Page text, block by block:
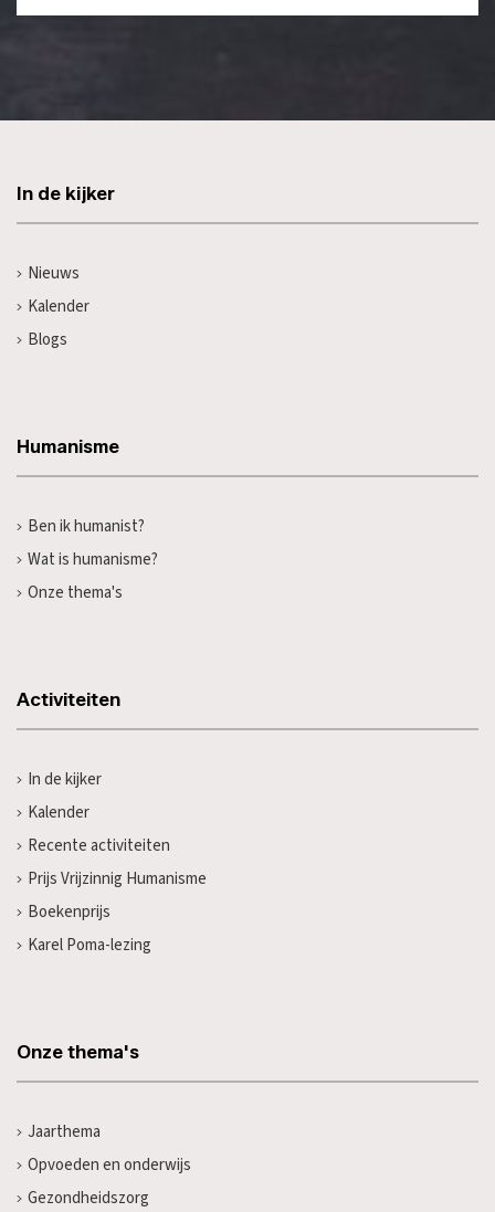
In de kijker
Nieuws
Kalender
Blogs
Humanisme
Ben ik humanist?
Wat is humanisme?
Onze thema's
Activiteiten
In de kijker
Kalender
Recente activiteiten
Prijs Vrijzinnig Humanisme
Boekenprijs
Karel Poma-lezing
Onze thema's
Jaarthema
Opvoeden en onderwijs
Gezondheidszorg